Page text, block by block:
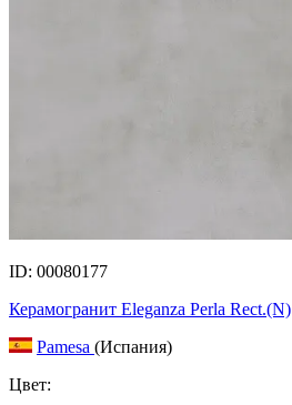
ID: 00080177
Керамогранит Eleganza Perla Rect.(N)
Pamesa (Испания)
Цвет: